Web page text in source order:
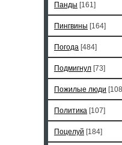
Панды [161]
Пингвины [164]
Погода [484]
Подмигнул [73]
Пожилые люди
Политика [107]
Поцелуй [184]